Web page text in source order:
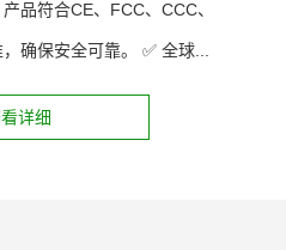
品符合CE、FCC、CCC、
确保安全可靠。 ✅ 全球...
详细